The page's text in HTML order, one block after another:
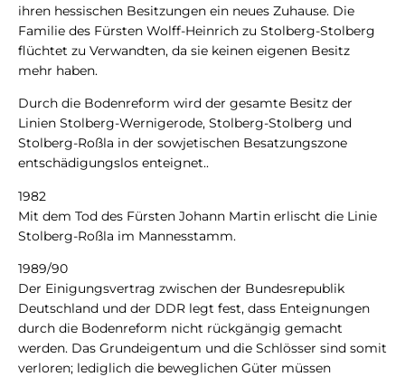
ihren hessischen Besitzungen ein neues Zuhause. Die
Familie des Fürsten Wolff-Heinrich zu Stolberg-Stolberg
flüchtet zu Verwandten, da sie keinen eigenen Besitz
mehr haben.
Durch die Bodenreform wird der gesamte Besitz der
Linien Stolberg-Wernigerode, Stolberg-Stolberg und
Stolberg-Roßla in der sowjetischen Besatzungszone
entschädigungslos enteignet..
1982
Mit dem Tod des Fürsten Johann Martin erlischt die Linie
Stolberg-Roßla im Mannesstamm.
1989/90
Der Einigungsvertrag zwischen der Bundesrepublik
Deutschland und der DDR legt fest, dass Enteignungen
durch die Bodenreform nicht rückgängig gemacht
werden. Das Grundeigentum und die Schlösser sind somit
verloren; lediglich die beweglichen Güter müssen